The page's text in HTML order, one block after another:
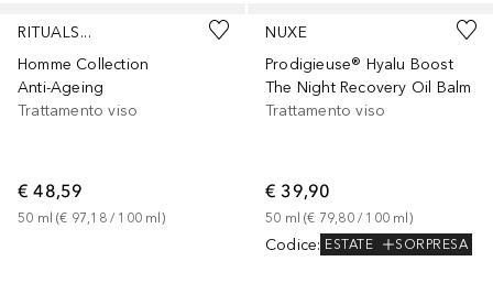
RITUALS...
Homme Collection
Anti-Ageing
Trattamento viso
€ 48,59
50 ml (€ 97,18 / 100 ml)
NUXE
Prodigieuse® Hyalu Boost
The Night Recovery Oil Balm
Trattamento viso
€ 39,90
50 ml (€ 79,80 / 100 ml)
Codice: ESTATE SORPRESA